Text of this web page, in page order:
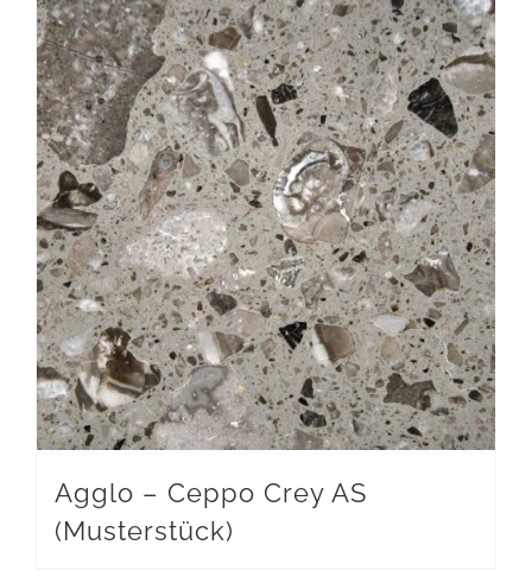
Agglo – Ceppo Crey AS
(Musterstück)